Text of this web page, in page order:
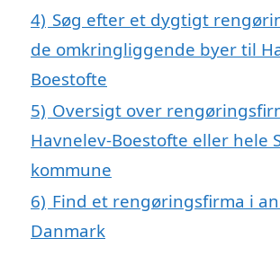
4) Søg efter et dygtigt
de omkringliggende byer til
Boestofte
5) Oversigt over
Havnelev-Boestofte eller hele
kommune
6) Find et rengøringsfirma i
Danmark